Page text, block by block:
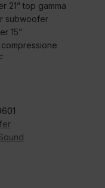
21” top gamma
subwoofer
15”